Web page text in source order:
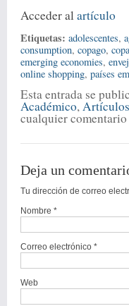
Acceder alartículo
Etiquetas: adolescentes,
consumption,copago,
emerging economies,
online shopping,países
Esta entrada se
Académico,
cualquier comentario
Deja un
Tu dirección de correo
Nombre *
Correo electrónico *
Web